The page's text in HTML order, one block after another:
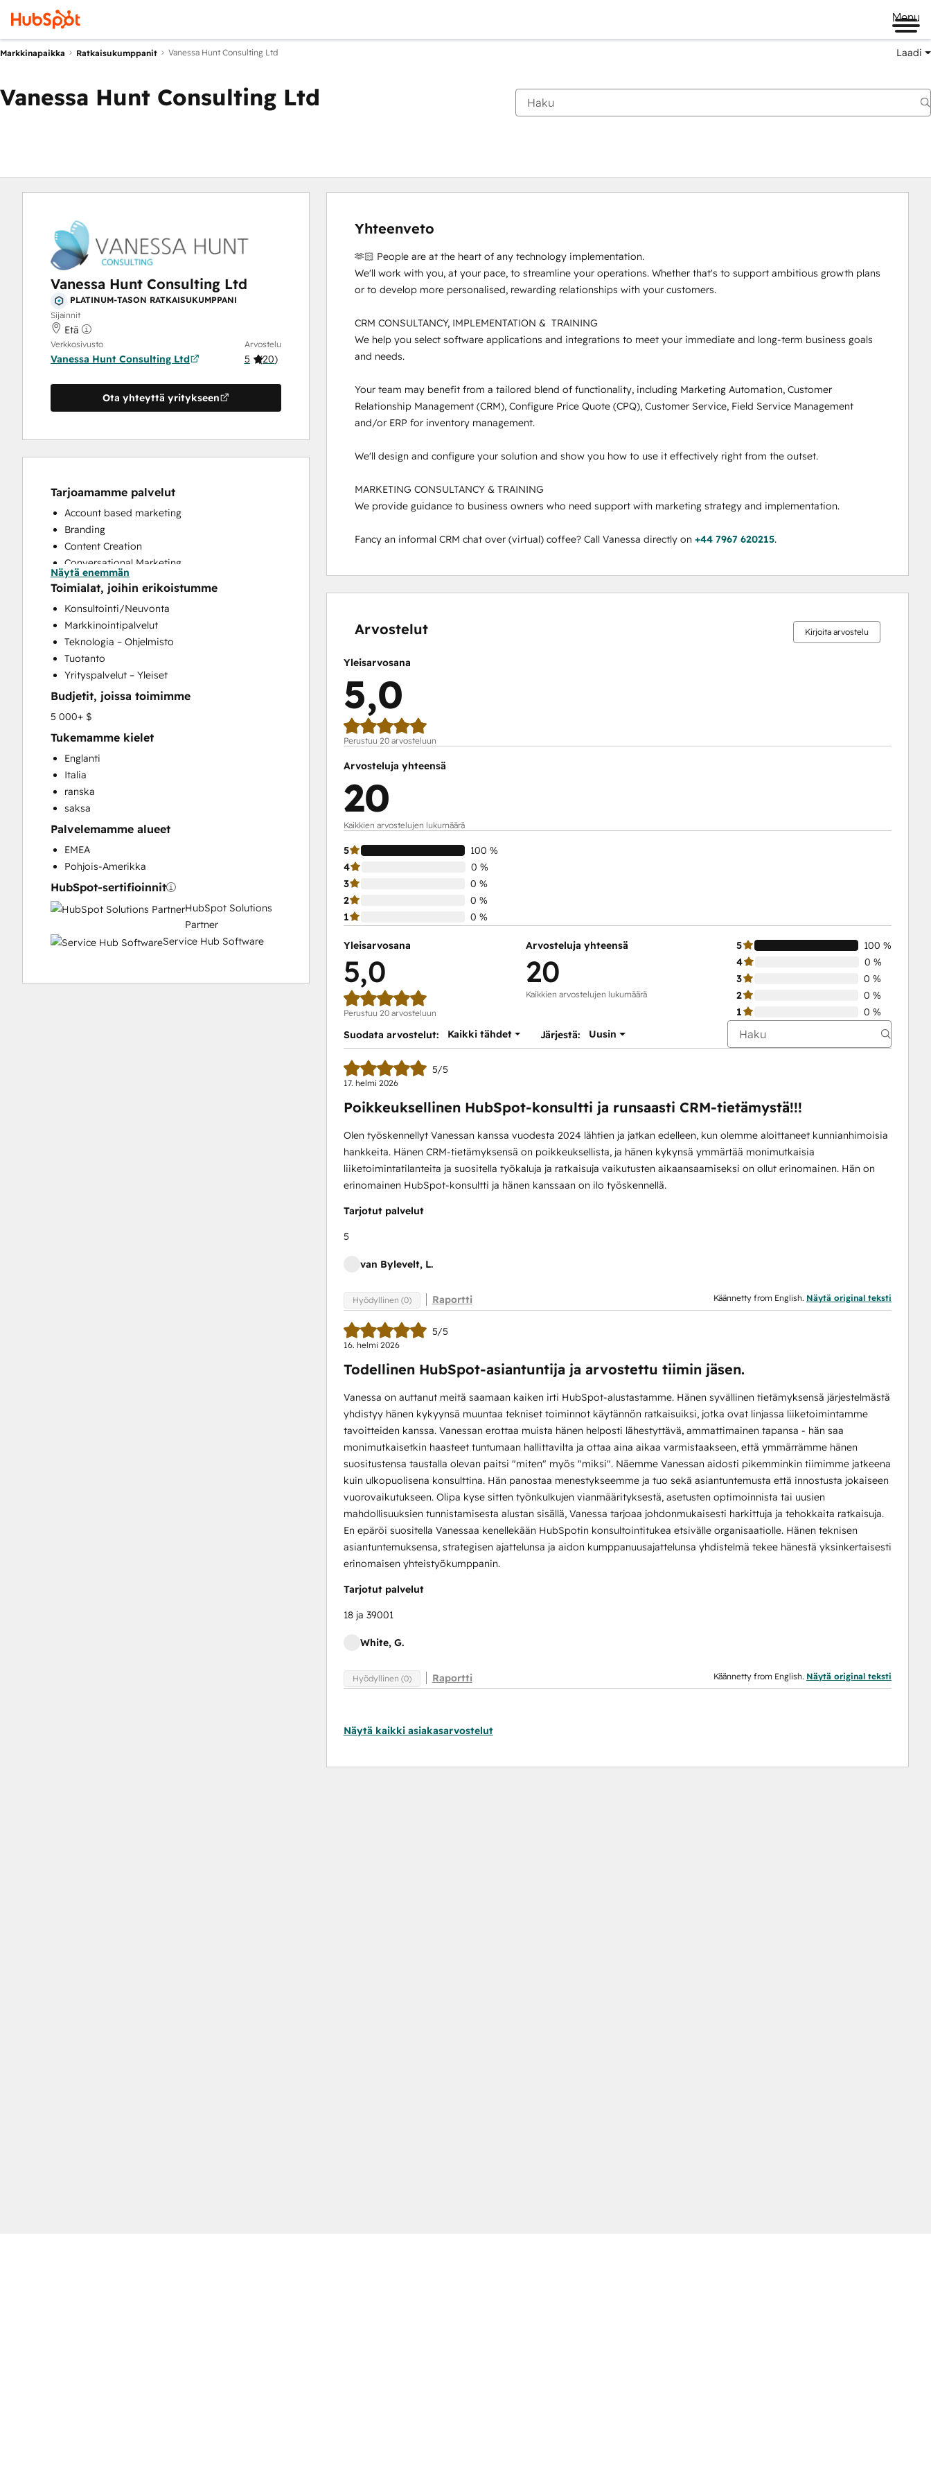
Menu
Markkinapaikka Ratkaisukumppanit Vanessa Hunt Consulting Ltd Laadi
Vanessa Hunt Consulting Ltd
Vanessa Hunt Consulting Ltd
PLATINUM-TASON RATKAISUKUMPPANI
Sijainnit
Etä
Verkkosivusto
Vanessa Hunt Consulting Ltd
Arvostelu
5 (20)
Ota yhteyttä yritykseen
Tarjoamamme palvelut
Account based marketing
Branding
Content Creation
Conversational Marketing
CRM Implementation
CRM Migration
Customer Support Training
Customer Survey and Analysis
Email Marketing
Full Inbound Marketing Services
Help Desk Implementation
Knowledge Base Development
Sales and Marketing Alignment
Sales Enablement
Social Media
Näytä enemmän
Toimialat, joihin erikoistumme
Konsultointi/Neuvonta
Markkinointipalvelut
Teknologia – Ohjelmisto
Tuotanto
Yrityspalvelut – Yleiset
Budjetit, joissa toimimme
5 000+ $
Tukemamme kielet
Englanti
Italia
ranska
saksa
Palvelemamme alueet
EMEA
Pohjois-Amerikka
HubSpot-sertifioinnit
HubSpot Solutions
Partner
Service Hub Software
Yhteenveto
🫶🏻 People are at the heart of any technology implementation.
We'll work with you, at your pace, to streamline your operations. Whether that's to support ambitious growth plans
or to develop more personalised, rewarding relationships with your customers.
CRM CONSULTANCY, IMPLEMENTATION &  TRAINING
We help you select software applications and integrations to meet your immediate and long-term business goals
and needs.
Your team may benefit from a tailored blend of functionality, including Marketing Automation, Customer
Relationship Management (CRM), Configure Price Quote (CPQ), Customer Service, Field Service Management
and/or ERP for inventory management.
We'll design and configure your solution and show you how to use it effectively right from the outset.
MARKETING CONSULTANCY & TRAINING
We provide guidance to business owners who need support with marketing strategy and implementation.
Fancy an informal CRM chat over (virtual) coffee? Call Vanessa directly on +44 7967 620215.
Arvostelut Kirjoita arvostelu
Yleisarvosana
5,0
Perustuu 20 arvosteluun
Arvosteluja yhteensä
20
Kaikkien arvostelujen lukumäärä
5
100 %
4
0 %
3
0 %
2
0 %
1
0 %
Yleisarvosana
5,0
Perustuu 20 arvosteluun
Arvosteluja yhteensä
20
Kaikkien arvostelujen lukumäärä
5
100 %
4
0 %
3
0 %
2
0 %
1
0 %
Suodata arvostelut:
Kaikki tähdet Järjestä: Uusin
5/5
17. helmi 2026
Poikkeuksellinen HubSpot-konsultti ja runsaasti CRM-tietämystä!!!
Olen työskennellyt Vanessan kanssa vuodesta 2024 lähtien ja jatkan edelleen, kun olemme aloittaneet kunnianhimoisia
hankkeita. Hänen CRM-tietämyksensä on poikkeuksellista, ja hänen kykynsä ymmärtää monimutkaisia
liiketoimintatilanteita ja suositella työkaluja ja ratkaisuja vaikutusten aikaansaamiseksi on ollut erinomainen. Hän on
erinomainen HubSpot-konsultti ja hänen kanssaan on ilo työskennellä.
Tarjotut palvelut
5
van Bylevelt, L.
Hyödyllinen (0) Raportti Käännetty from English. Näytä original teksti
5/5
16. helmi 2026
Todellinen HubSpot-asiantuntija ja arvostettu tiimin jäsen.
Vanessa on auttanut meitä saamaan kaiken irti HubSpot-alustastamme. Hänen syvällinen tietämyksensä järjestelmästä
yhdistyy hänen kykyynsä muuntaa tekniset toiminnot käytännön ratkaisuiksi, jotka ovat linjassa liiketoimintamme
tavoitteiden kanssa. Vanessan erottaa muista hänen helposti lähestyttävä, ammattimainen tapansa - hän saa
monimutkaisetkin haasteet tuntumaan hallittavilta ja ottaa aina aikaa varmistaakseen, että ymmärrämme hänen
suositustensa taustalla olevan paitsi "miten" myös "miksi". Näemme Vanessan aidosti pikemminkin tiimimme jatkeena
kuin ulkopuolisena konsulttina. Hän panostaa menestykseemme ja tuo sekä asiantuntemusta että innostusta jokaiseen
vuorovaikutukseen. Olipa kyse sitten työnkulkujen vianmäärityksestä, asetusten optimoinnista tai uusien
mahdollisuuksien tunnistamisesta alustan sisällä, Vanessa tarjoaa johdonmukaisesti harkittuja ja tehokkaita ratkaisuja.
En epäröi suositella Vanessaa kenellekään HubSpotin konsultointitukea etsivälle organisaatiolle. Hänen teknisen
asiantuntemuksensa, strategisen ajattelunsa ja aidon kumppanuusajattelunsa yhdistelmä tekee hänestä yksinkertaisesti
erinomaisen yhteistyökumppanin.
Tarjotut palvelut
18 ja 39001
White, G.
Hyödyllinen (0) Raportti Käännetty from English. Näytä original teksti
Näytä kaikki asiakasarvostelut